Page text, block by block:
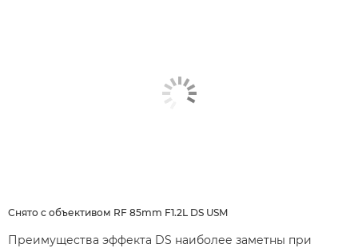
Снято с объективом RF 85mm F1.2L DS USM
Преимущества эффекта DS наиболее заметны при